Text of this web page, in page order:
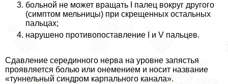
больной не может вращать I палец вокруг другого
(симптом мельницы) при скрещенных остальных
пальцах;
нарушено противопоставление I и V пальцев.
Сдавление серединного нерва на уровне запястья
проявляется болью или онемением и носит название
«туннельный синдром карпального канала».